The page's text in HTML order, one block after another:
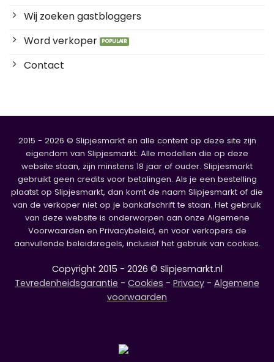
Wij zoeken gastbloggers
Word verkoper
Contact
2015 - 2026 © Slipjesmarkt en alle content op deze site zijn
eigendom van Slipjesmarkt. Alle modellen die op deze
website staan, zijn minstens 18 jaar of ouder. Slipjesmarkt
gebruikt geen credits voor betalingen. Als je een bestelling
plaatst op Slipjesmarkt, dan komt de naam Slipjesmarkt of die
van de verkoper niet op je bankafschrift te staan. Het gebruik
van deze website is onderworpen aan onze Algemene
Voorwaarden en Privacybeleid, en voor verkopers de
aanvullende beleidsregels, inclusief het gebruik van cookies.
Copyright 2015 - 2026 © Slipjesmarkt.nl
Tevredenheidsgarantie - Cookies - Privacy - Algemene
voorwaarden